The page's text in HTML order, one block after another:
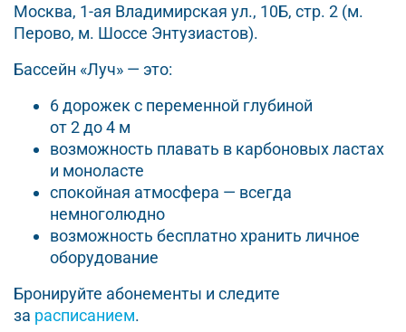
Москва, 1-ая Владимирская ул., 10Б, стр. 2 (м.
Перово, м. Шоссе Энтузиастов).
Бассейн «Луч» — это:
6 дорожек с переменной глубиной
от 2 до 4 м
возможность плавать в карбоновых ластах
и моноласте
спокойная атмосфера — всегда
немноголюдно
возможность бесплатно хранить личное
оборудование
Бронируйте абонементы и следите
за расписанием.